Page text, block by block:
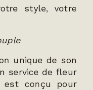
style, votre
unique de son
service de fleur
est conçu pour